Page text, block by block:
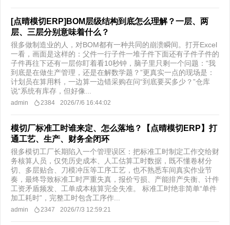
[点晴模切ERP]BOM层级结构到底怎么理解？一层、两
层、三层分别意味着什么？
很多做制造业的人，对BOM都有一种共同的崩溃瞬间。打开Excel
一看，画面是这样的：父件一行子件一堆子件下面还有子件子件的
子件再往下还有一层你盯着看10秒钟，脑子里只剩一个问题：“我
到底是在做生产管理，还是在解数学题？”更真实一点的现场是：
计划员在算用料，一边算一边错采购在问“到底要买多少？”仓库
说“系统有库存，但好像...
admin 2384 2026/7/6 16:44:02
模切厂标准工时谁来定、怎么落地？【点晴模切ERP】打
通工艺、生产、财务全闭环
很多模切工厂长期陷入一个管理误区：把标准工时制定工作交给财
务核算人员，仅凭历史成本、人工估算工时数据，既不懂卷材分
切、多层贴合、刀模冲压等工序工艺，也不熟悉车间真实作业节
奏，最终导致标准工时严重失真，报价亏损、产能排产失衡、计件
工资矛盾频发、工单成本核算完全失准。 标准工时绝非简单“单件
加工耗时”，完整工时包含工序作...
admin 2347 2026/7/3 12:59:21